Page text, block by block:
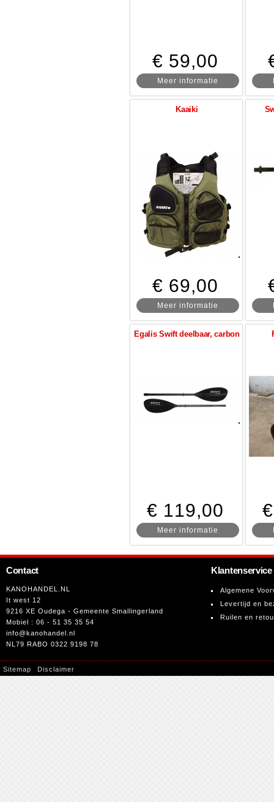
€ 59,00
Meer informatie
Kaaiki
€ 69,00
Meer informatie
Egalis Swift deelbaar, carbon
€ 119,00
Meer informatie
Contact
KANOHANDEL.NL
It west 12
9216 XE Oudega - Gemeente Smallingerland
Mobiel : 06 - 51 35 35 54
info@kanohandel.nl
NL79 RABO 0322 9198 78
Klantenservice
Algemene
Levertijd en
Ruilen en
Sitemap Disclaimer